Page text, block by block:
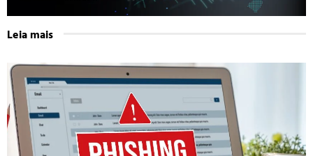
Leia mais